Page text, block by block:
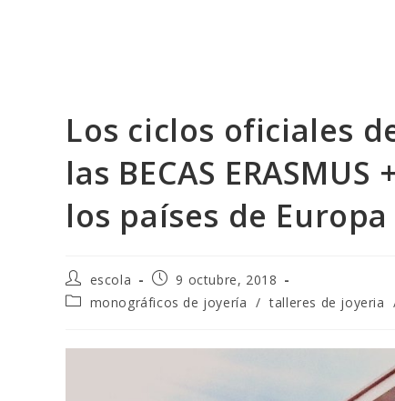
Los ciclos oficiales
las BECAS
los países de
Autor
de
la
escola
Publicación
de
la
9 octubre, 2018
Categoría
entrada:
monográficos de joyería / talleres de joyeria